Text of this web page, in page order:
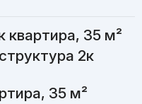
квартира, 35 м²
2к
35 м²